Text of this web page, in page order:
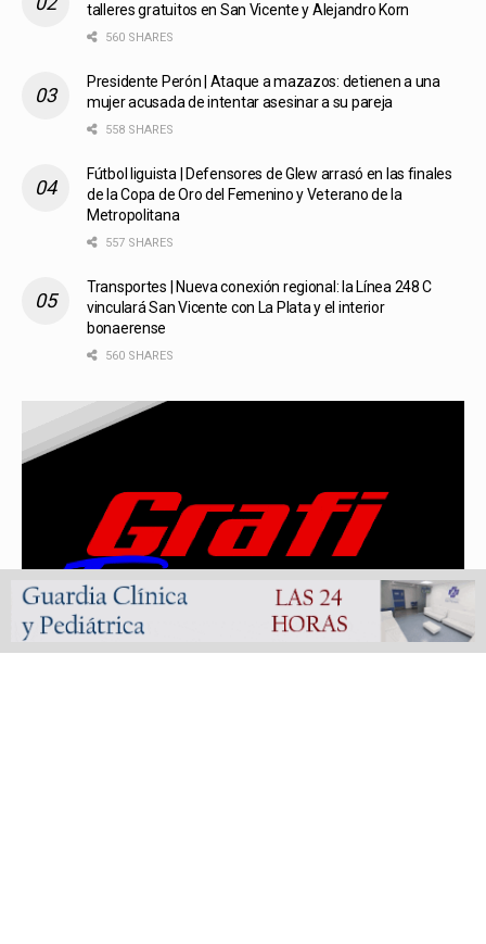
talleres gratuitos en San Vicente y Alejandro Korn
560 SHARES
Presidente Perón | Ataque a mazazos: detienen a una
mujer acusada de intentar asesinar a su pareja
558 SHARES
Fútbol liguista | Defensores de Glew arrasó en las finales
de la Copa de Oro del Femenino y Veterano de la
Metropolitana
557 SHARES
Transportes | Nueva conexión regional: la Línea 248 C
vinculará San Vicente con La Plata y el interior
bonaerense
560 SHARES